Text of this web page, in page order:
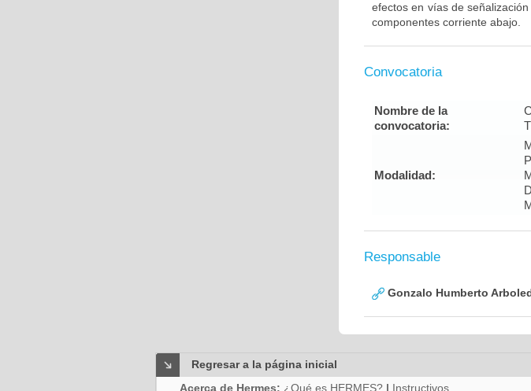
efectos en vías de
componentes corriente abajo.
Convocatoria
Nombre de la
convocatoria:
Modalidad:
Responsable
Gonzalo Humberto
Regresar a la página inicial
Acerca de Hermes: ¿Qué es HERMES? | Instructivos